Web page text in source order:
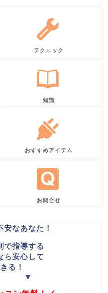
テクニック
知識
おすすめアイテム
お問合せ
安なあなた！
で指導する
ら安心して
る！
▼